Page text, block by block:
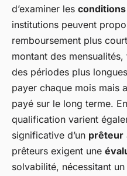
d’examiner les
institutions peuvent
remboursement plus
montant des
des périodes plus
payer chaque mois mais
payé sur le long terme.
qualification varient
significative d’un prêteur
prêteurs exigent une
solvabilité, nécessitant